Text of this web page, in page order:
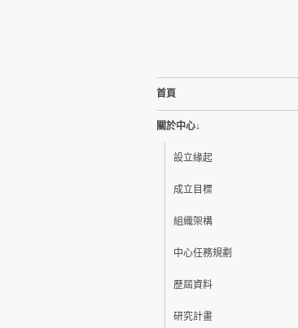
首頁
關於中心↓
設立緣起
成立目標
組織架構
中心任務規劃
歷屆資料
研究計畫